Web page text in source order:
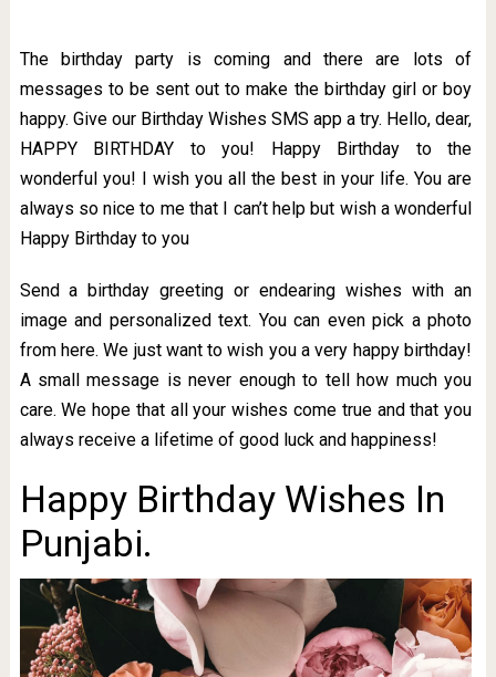
The birthday party is coming and there are lots of
messages to be sent out to make the birthday girl or boy
happy. Give our Birthday Wishes SMS app a try. Hello, dear,
HAPPY BIRTHDAY to you! Happy Birthday to the
wonderful you! I wish you all the best in your life. You are
always so nice to me that I can’t help but wish a wonderful
Happy Birthday to you
Send a birthday greeting or endearing wishes with an
image and personalized text. You can even pick a photo
from here. We just want to wish you a very happy birthday!
A small message is never enough to tell how much you
care. We hope that all your wishes come true and that you
always receive a lifetime of good luck and happiness!
Happy Birthday Wishes In
Punjabi.